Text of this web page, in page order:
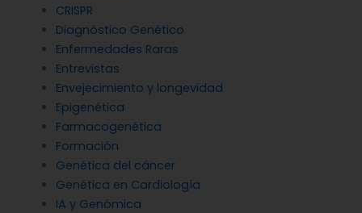
CRISPR
Diagnóstico Genético
Enfermedades Raras
Entrevistas
Envejecimiento y longevidad
Epigenética
Farmacogenética
Formación
Genética del cáncer
Genética en Cardiología
IA y Genómica